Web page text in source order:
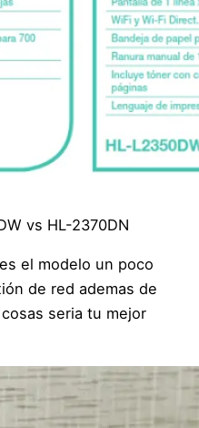
vs HL-2370DN
es el modelo un poco
de red ademas de
seria tu mejor